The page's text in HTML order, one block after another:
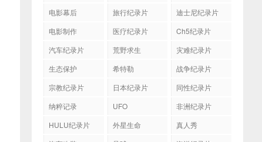
电影幕后
旅行纪录片
迪士尼纪录片
电影制作
医疗纪录片
Ch5纪录片
汽车纪录片
荒野求生
灾难纪录片
生态保护
希特勒
战争纪录片
宗教纪录片
日本纪录片
同性纪录片
纳粹记录
UFO
非洲纪录片
HULU纪录片
外星生命
真人秀